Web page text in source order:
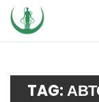
TAG: